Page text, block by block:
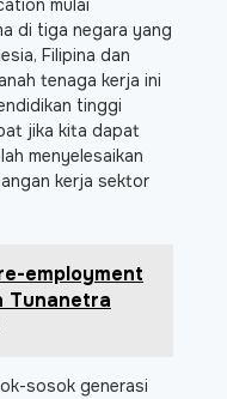
mulai
di tiga negara yang
Filipina dan
tenaga kerja ini
tinggi
jika kita dapat
menyelesaikan
kerja sektor
employment
Tunanetra
sosok generasi